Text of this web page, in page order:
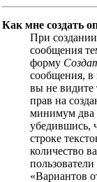
Как мне создать
При
сообщения
форму
сообщения, в
вы не видите
прав на
минимум два
убедившись,
строке
количество
«Вариантов